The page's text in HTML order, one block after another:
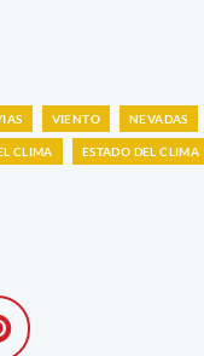
VIENTO NEVADAS
CLIMA ESTADO DEL CLIMA